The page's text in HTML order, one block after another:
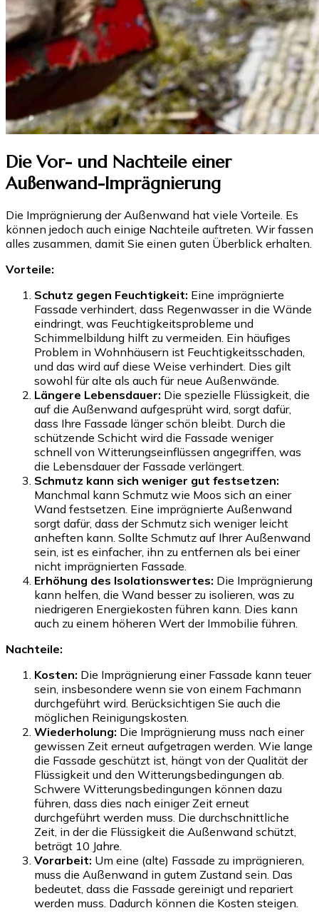
Die Vor- und Nachteile einer
Außenwand-Imprägnierung
Die Imprägnierung der Außenwand hat viele Vorteile. Es
können jedoch auch einige Nachteile auftreten. Wir fassen
alles zusammen, damit Sie einen guten Überblick erhalten.
Vorteile:
Schutz gegen Feuchtigkeit: Eine imprägnierte
Fassade verhindert, dass Regenwasser in die Wände
eindringt, was Feuchtigkeitsprobleme und
Schimmelbildung hilft zu vermeiden. Ein häufiges
Problem in Wohnhäusern ist Feuchtigkeitsschaden,
und das wird auf diese Weise verhindert. Dies gilt
sowohl für alte als auch für neue Außenwände.
Längere Lebensdauer: Die spezielle Flüssigkeit, die
auf die Außenwand aufgesprüht wird, sorgt dafür,
dass Ihre Fassade länger schön bleibt. Durch die
schützende Schicht wird die Fassade weniger
schnell von Witterungseinflüssen angegriffen, was
die Lebensdauer der Fassade verlängert.
Schmutz kann sich weniger gut festsetzen:
Manchmal kann Schmutz wie Moos sich an einer
Wand festsetzen. Eine imprägnierte Außenwand
sorgt dafür, dass der Schmutz sich weniger leicht
anheften kann. Sollte Schmutz auf Ihrer Außenwand
sein, ist es einfacher, ihn zu entfernen als bei einer
nicht imprägnierten Fassade.
Erhöhung des Isolationswertes: Die Imprägnierung
kann helfen, die Wand besser zu isolieren, was zu
niedrigeren Energiekosten führen kann. Dies kann
auch zu einem höheren Wert der Immobilie führen.
Nachteile:
Kosten: Die Imprägnierung einer Fassade kann teuer
sein, insbesondere wenn sie von einem Fachmann
durchgeführt wird. Berücksichtigen Sie auch die
möglichen Reinigungskosten.
Wiederholung: Die Imprägnierung muss nach einer
gewissen Zeit erneut aufgetragen werden. Wie lange
die Fassade geschützt ist, hängt von der Qualität der
Flüssigkeit und den Witterungsbedingungen ab.
Schwere Witterungsbedingungen können dazu
führen, dass dies nach einiger Zeit erneut
durchgeführt werden muss. Die durchschnittliche
Zeit, in der die Flüssigkeit die Außenwand schützt,
beträgt 10 Jahre.
Vorarbeit: Um eine (alte) Fassade zu imprägnieren,
muss die Außenwand in gutem Zustand sein. Das
bedeutet, dass die Fassade gereinigt und repariert
werden muss. Dadurch können die Kosten steigen.